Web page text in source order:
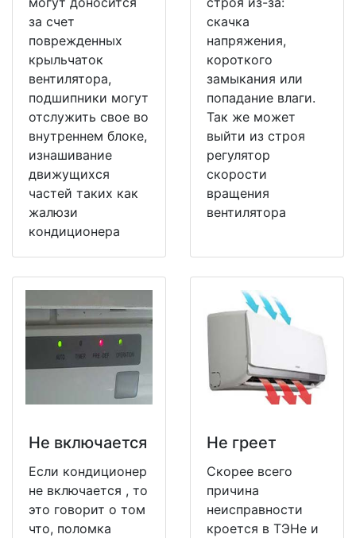
за счет
поврежденных
крыльчаток
вентилятора,
подшипники могут
отслужить свое во
внутреннем блоке,
изнашивание
движущихся
частей таких как
жалюзи
кондиционера
скачка
напряжения,
короткого
замыкания или
попадание влаги.
Так же может
выйти из строя
регулятор
скорости
вращения
вентилятора
Не включается
Если кондиционер
не включается , то
это говорит о том
что, поломка
Не греет
Скорее всего
причина
неисправности
кроется в ТЭНе и